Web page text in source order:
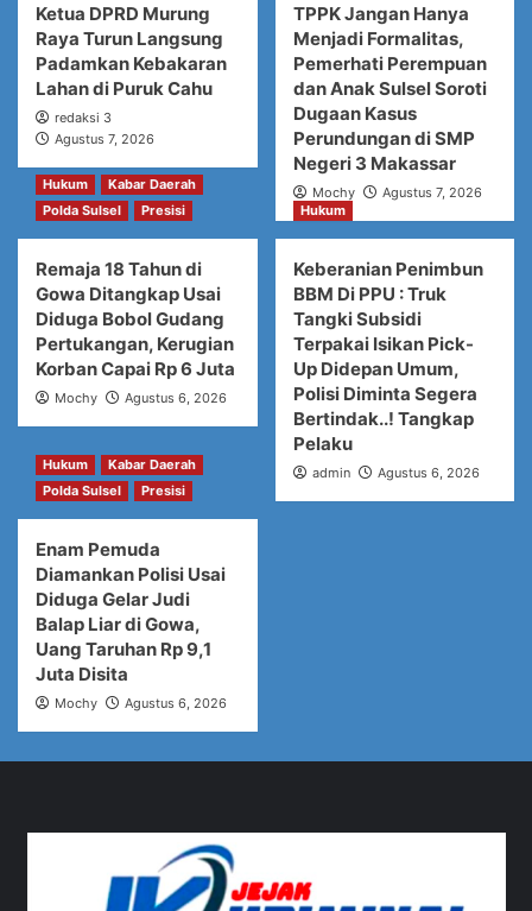
Ketua DPRD Murung
Raya Turun Langsung
Padamkan Kebakaran
Lahan di Puruk Cahu
redaksi 3
Agustus 7, 2026
TPPK Jangan Hanya
Menjadi Formalitas,
Pemerhati Perempuan
dan Anak Sulsel Soroti
Dugaan Kasus
Perundungan di SMP
Negeri 3 Makassar
Mochy Agustus 7, 2026
Hukum
Kabar Daerah
Polda Sulsel
Presisi
Remaja 18 Tahun di
Gowa Ditangkap Usai
Diduga Bobol Gudang
Pertukangan, Kerugian
Korban Capai Rp 6 Juta
Mochy Agustus 6, 2026
Hukum
Keberanian Penimbun
BBM Di PPU : Truk
Tangki Subsidi
Terpakai Isikan Pick-
Up Didepan Umum,
Polisi Diminta Segera
Bertindak..! Tangkap
Pelaku
admin Agustus 6, 2026
Hukum
Kabar Daerah
Polda Sulsel
Presisi
Enam Pemuda
Diamankan Polisi Usai
Diduga Gelar Judi
Balap Liar di Gowa,
Uang Taruhan Rp 9,1
Juta Disita
Mochy Agustus 6, 2026